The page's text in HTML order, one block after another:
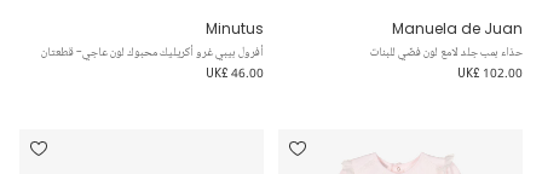
Manuela de Juan
حذاء بمب جلد لامع لون فضّي للبنات
UK£ 102.00
Minutus
أفرول بيبي غرو أكريليك محبوك لون عاجي- قطعتان
UK£ 46.00